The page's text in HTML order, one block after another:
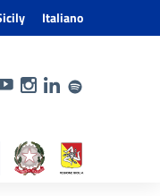
Italiano